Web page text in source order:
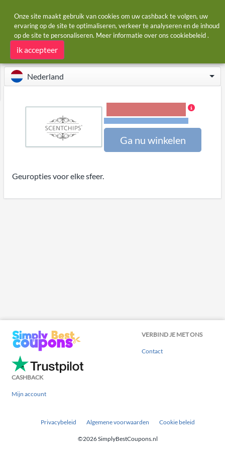
Startpagina Winkels Scentchips
Scentchips cashback
Nederland
Ga nu winkelen
Geuropties voor elke sfeer.
VERBIND JE MET ONS
Contact
CASHBACK
Mijn account
Privacybeleid Algemene voorwaarden Cookie beleid
©2026 SimplyBestCoupons.nl
Onze site maakt gebruik van cookies om uw cashback te volgen, uw
ervaring op de site te optimaliseren, verkeer te analyseren en de inhoud
op de site te personaliseren. Meer informatie over ons cookiebeleid.
ik accepteer